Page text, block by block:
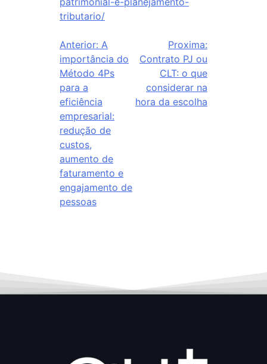
tributario/
Anterior: A
importância do
Método 4Ps
para a
eficiência
empresarial:
redução de
custos,
aumento de
faturamento e
engajamento de
pessoas
Proxima:
Contrato PJ ou
CLT: o que
considerar na
hora da escolha